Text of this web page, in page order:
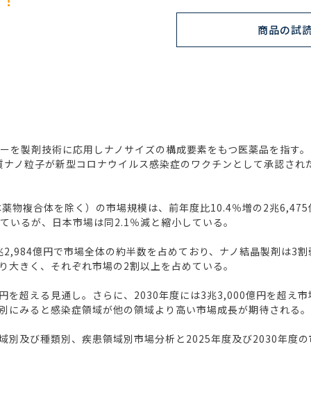
商品の試
製剤技術に応用しナノサイズの構成要素をもつ医薬品を指
ノ粒子が新型コロナウイルス感染症のワクチンとして承認さ
物複合体を除く）の市場規模は、前年度比10.4％増の2兆
るが、日本市場は同2.1％減と縮小している。
億円で市場全体の約半数を占めており、ナノ結晶製剤は3
きく、それぞれ市場の2割以上を占めている。
超える見通し。さらに、2030年度には3兆3,000億円を超え
みると感染症領域が他の領域より高い市場成長が期待される。
及び種類別、疾患領域別市場分析と2025年度及び2030年度